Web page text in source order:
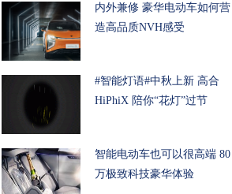
内外兼修 豪华电动车如何营
造高品质NVH感受
#智能灯语#中秋上新 高合
HiPhiX 陪你“花灯”过节
智能电动车也可以很高端 80
万极致科技豪华体验